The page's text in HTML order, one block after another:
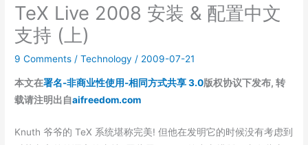
TeX Live 2008 安装 & 配置中文
支持 (上)
9 Comments /Technology / 2009-07-21
本文在署名-非商业性使用-相同方式共享 3.0版权协议下发布, 转
载请注明出自aifreedom.com
Knuth 爷爷的 TeX 系统堪称完美! 但他在发明它的时候没有考虑到